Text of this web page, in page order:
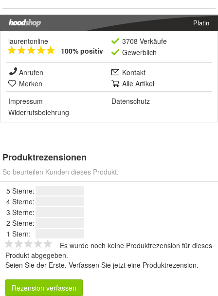
Platin
laurentonline
100% positiv
3708 Verkäufe
Gewerblich
Anrufen
Kontakt
Merken
Alle Artikel
Impressum
Datenschutz
Widerrufsbelehrung
Produktrezensionen
So beurteilen Kunden dieses Produkt.
5 Sterne:
4 Sterne:
3 Sterne:
2 Sterne:
1 Stern:
Es wurde noch keine Produktrezension für dieses
Produkt abgegeben.
Seien Sie der Erste. Verfassen Sie jetzt eine Produktrezension.
Rezension verfassen